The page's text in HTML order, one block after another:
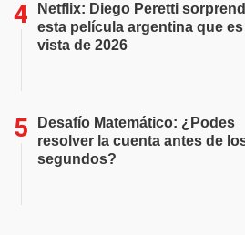
Netflix: Diego Peretti
esta película argentina que
vista de 2026
Desafío Matemático: ¿Podes
resolver la cuenta antes de
segundos?